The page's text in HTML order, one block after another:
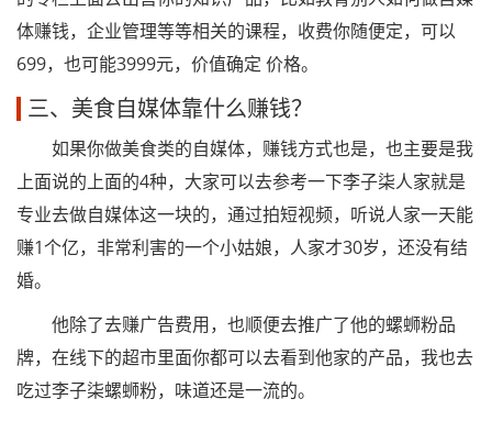
体赚钱，企业管理等等相关的课程，收费你随便定，可以
699，也可能3999元，价值确定 价格。
三、美食自媒体靠什么赚钱？
如果你做美食类的自媒体，赚钱方式也是，也主要是我
上面说的上面的4种，大家可以去参考一下李子柒人家就是
专业去做自媒体这一块的，通过拍短视频，听说人家一天能
赚1个亿，非常利害的一个小姑娘，人家才30岁，还没有结
婚。
他除了去赚广告费用，也顺便去推广了他的螺蛳粉品
牌，在线下的超市里面你都可以去看到他家的产品，我也去
吃过李子柒螺蛳粉，味道还是一流的。